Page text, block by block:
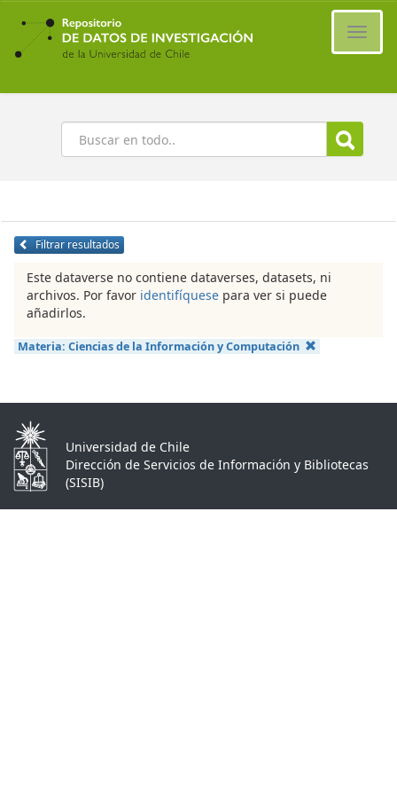
Ir
contenido
principal
Buscar
Filtrar resultados
Este dataverse no contiene dataverses, datasets, ni
archivos. Por favor identifíquese para ver si puede
añadirlos.
Materia: Ciencias de la Información y Computación
Universidad de Chile
Dirección de Servicios de Información y Bibliotecas
(SISIB)